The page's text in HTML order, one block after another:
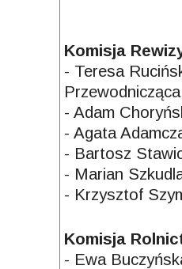
Komisja
- Teresa
Przewodnicząca
- Adam
- Agata
- Bartosz
- Marian
- Krzysztof
Komisja
- Ewa